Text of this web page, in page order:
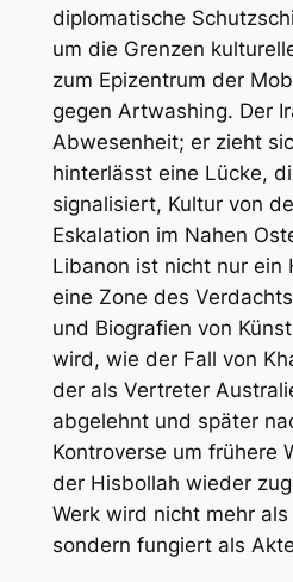
diplomatische
um die Grenzen
zum Epizentrum der
gegen Artwashing. Der
Abwesenheit; er zieht
hinterlässt eine Lücke,
signalisiert, Kultur von
Eskalation im Nahen
Libanon ist nicht nur ein
eine Zone des
und Biografien von
wird, wie der Fall von
der als Vertreter
abgelehnt und später
Kontroverse um frühere
der Hisbollah wieder
Werk wird nicht mehr als
sondern fungiert als